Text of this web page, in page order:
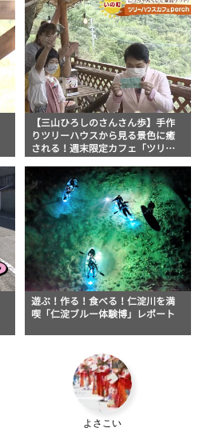
【三山ひろしのさんさん歩】手作
りツリーハウスから見る景色に癒
される！週末限定カフェ「ツリー
遊ぶ！作る！食べる！仁淀川を満
喫「仁淀ブルー体験博」レポート
よさこい